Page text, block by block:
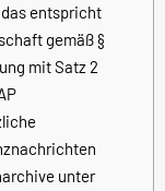
entspricht
gemäß §
mit Satz 2
unter